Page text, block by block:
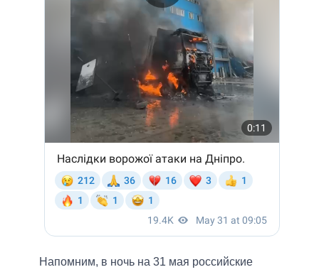
Напомним, в ночь на 31 мая российские